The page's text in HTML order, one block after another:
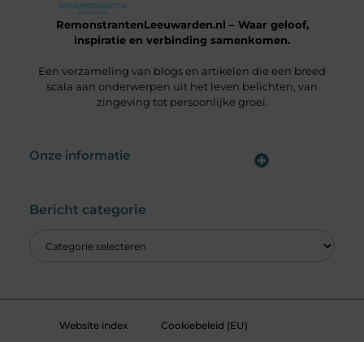
RemonstrantenLeeuwarden.nl – Waar geloof,
inspiratie en verbinding samenkomen.
Een verzameling van blogs en artikelen die een breed
scala aan onderwerpen uit het leven belichten, van
zingeving tot persoonlijke groei.
Onze informatie
Bericht categorie
Website index
Cookiebeleid (EU)